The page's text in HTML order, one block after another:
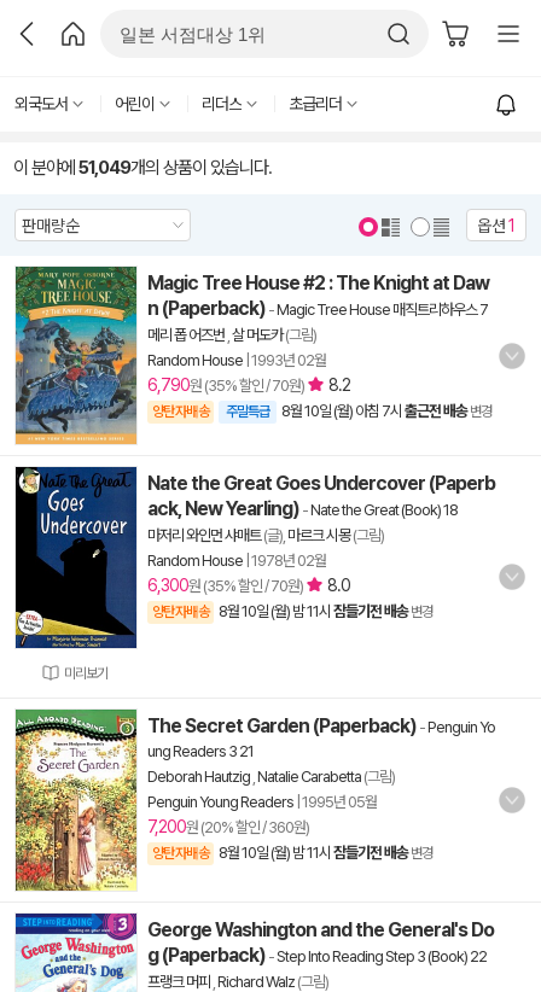
외국도서 어린이 리더스 초급리더
이 분야에 51,049개의 상품이 있습니다.
옵션1
Magic Tree House #2 : The Knight at Daw
n (Paperback) -Magic Tree House 매직트리하우스 7
메리 폽 어즈번 살 머도카(그림)
Random House 1993년 02월
6,790원 (35% 할인 / 70원) 8.2
양탄자배송 주말특급 8월 10일 (월) 아침 7시 출근전 배송 변경
미리보기
Nate the Great Goes Undercover (Paperb
ack, New Yearling) -Nate the Great (Book) 18
마저리 와인먼 샤매트(글), 마르크 시몽(그림)
Random House 1978년 02월
6,300원 (35% 할인 / 70원) 8.0
양탄자배송 8월 10일 (월) 밤 11시 잠들기전 배송 변경
The Secret Garden (Paperback) -Penguin Yo
ung Readers 3 21
Deborah Hautzig Natalie Carabetta (그림)
Penguin Young Readers 1995년 05월
7,200원 (20% 할인 / 360원)
양탄자배송 8월 10일 (월) 밤 11시 잠들기전 배송 변경
George Washington and the General's Do
g (Paperback) -Step Into Reading Step 3 (Book) 22
프랭크 머피 Richard Walz (그림)